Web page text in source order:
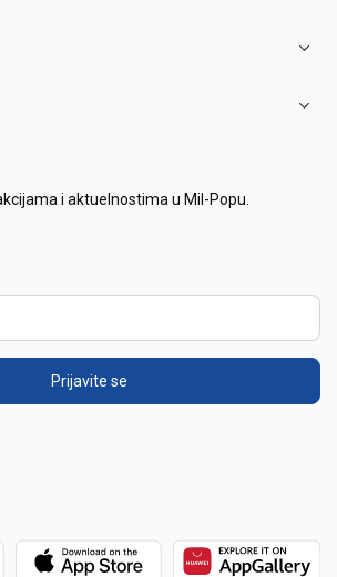
i aktuelnostima u Mil-Popu.
Prijavite se